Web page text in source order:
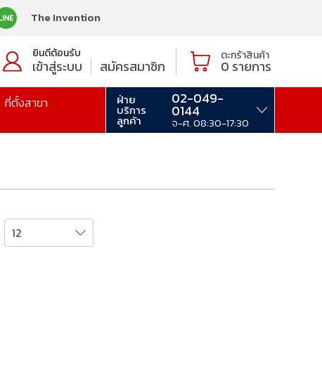
The Invention
ยินดีต้อนรับ
เข้าสู่ระบบ สมัครสมาชิก
ตะกร้าสินค้า
0 รายการ
ที่ตั้งสาขา ฝ่าย
บริการ
ลูกค้า
02-049-
0144
จ-ศ. 08:30-17:30